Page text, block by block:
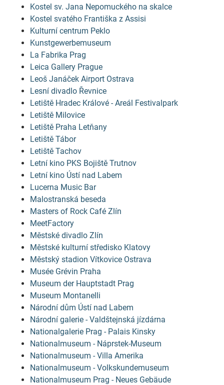
Kostel sv. Jana Nepomuckého na skalce
Kostel svatého Františka z Assisi
Kulturní centrum Peklo
Kunstgewerbemuseum
La Fabrika Prag
Leica Gallery Prague
Leoš Janáček Airport Ostrava
Lesní divadlo Řevnice
Letiště Hradec Králové - Areál Festivalpark
Letiště Milovice
Letiště Praha Letňany
Letiště Tábor
Letiště Tachov
Letní kino PKS Bojiště Trutnov
Letní kino Ústí nad Labem
Lucerna Music Bar
Malostranská beseda
Masters of Rock Café Zlín
MeetFactory
Městské divadlo Zlín
Městské kulturní středisko Klatovy
Městský stadion Vítkovice Ostrava
Musée Grévin Praha
Museum der Hauptstadt Prag
Museum Montanelli
Národní dům Ústí nad Labem
Národní galerie - Valdštejnská jízdárna
Nationalgalerie Prag - Palais Kinsky
Nationalmuseum - Náprstek-Museum
Nationalmuseum - Villa Amerika
Nationalmuseum - Volkskundemuseum
Nationalmuseum Prag - Neues Gebäude